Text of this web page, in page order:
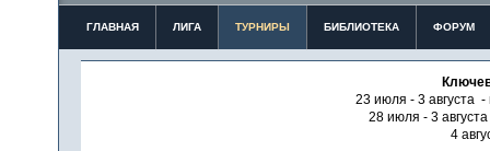
ГЛАВНАЯ ЛИГА ТУРНИРЫ БИБЛИОТЕКА ФОРУМ
23 июля - 3 августа -
28 июля - 3
4